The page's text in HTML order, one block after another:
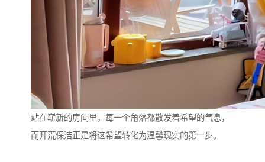
站在崭新的房间里，每一个角落都散发着希望的气息，
而开荒保洁正是将这希望转化为温馨现实的第一步。